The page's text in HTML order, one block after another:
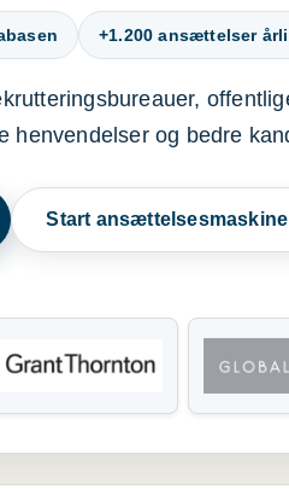
+1.200 ansættelser
henvendelser og bedre
Start